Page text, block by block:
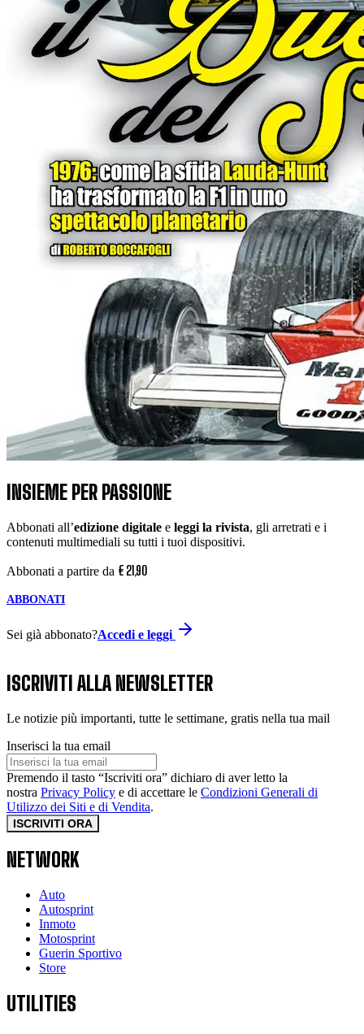
INSIEME PER PASSIONE
Abbonati all’edizione digitale e leggi la rivista, gli arretrati e i
contenuti multimediali su tutti i tuoi dispositivi.
Abbonati a partire da € 21,90
ABBONATI
Sei già abbonato?Accedi e leggi
ISCRIVITI ALLA NEWSLETTER
Le notizie più importanti, tutte le settimane, gratis nella tua mail
Inserisci la tua email
Premendo il tasto “Iscriviti ora” dichiaro di aver letto la
nostra Privacy Policy e di accettare le Condizioni Generali di
Utilizzo dei Siti e di Vendita.
ISCRIVITI ORA
NETWORK
Auto
Autosprint
Inmoto
Motosprint
Guerin Sportivo
Store
UTILITIES